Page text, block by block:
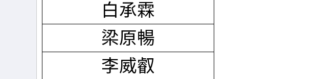
白承霖
梁原暢
李威叡